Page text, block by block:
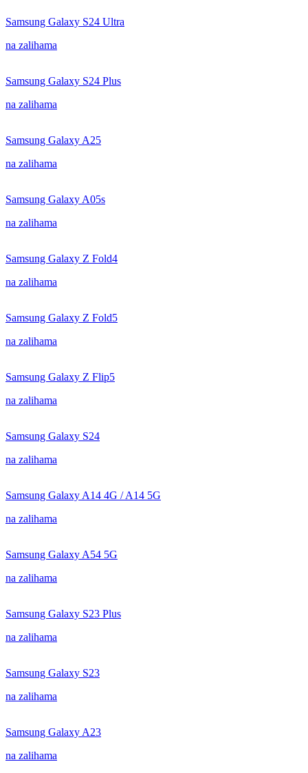
Samsung Galaxy S24 Ultra
na zalihama
Samsung Galaxy S24 Plus
na zalihama
Samsung Galaxy A25
na zalihama
Samsung Galaxy A05s
na zalihama
Samsung Galaxy Z Fold4
na zalihama
Samsung Galaxy Z Fold5
na zalihama
Samsung Galaxy Z Flip5
na zalihama
Samsung Galaxy S24
na zalihama
Samsung Galaxy A14 4G / A14 5G
na zalihama
Samsung Galaxy A54 5G
na zalihama
Samsung Galaxy S23 Plus
na zalihama
Samsung Galaxy S23
na zalihama
Samsung Galaxy A23
na zalihama